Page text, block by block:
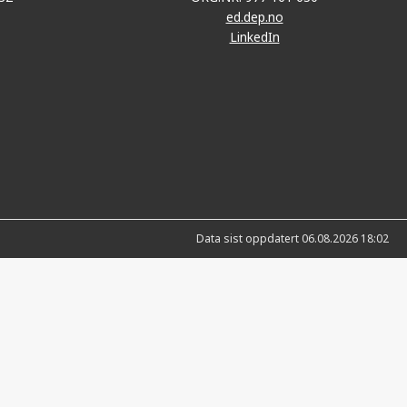
ed.dep.no
LinkedIn
Data sist oppdatert 06.08.2026 18:02